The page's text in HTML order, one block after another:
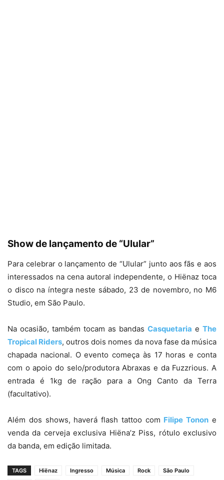
Show de lançamento de “Ulular”
Para celebrar o lançamento de “Ulular” junto aos fãs e aos
interessados na cena autoral independente, o Hiënaz toca
o disco na íntegra neste sábado, 23 de novembro, no M6
Studio, em São Paulo.
Na ocasião, também tocam as bandas Casquetaria e The
Tropical Riders, outros dois nomes da nova fase da música
chapada nacional. O evento começa às 17 horas e conta
com o apoio do selo/produtora Abraxas e da Fuzzrious. A
entrada é 1kg de ração para a Ong Canto da Terra
(facultativo).
Além dos shows, haverá flash tattoo com Filipe Tonon e
venda da cerveja exclusiva Hiëna’z Piss, rótulo exclusivo
da banda, em edição limitada.
TAGS Hiënaz Ingresso Música Rock
São Paulo